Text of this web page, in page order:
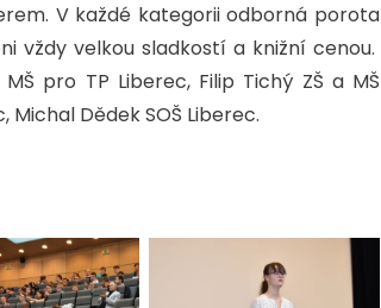
V každé kategorii odborná porota
vždy velkou sladkostí a knižní cenou.
pro TP Liberec, Filip Tichý ZŠ a MŠ
Michal Dědek SOŠ Liberec.